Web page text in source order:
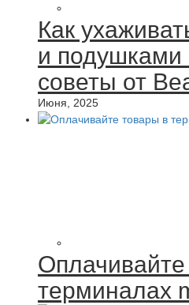
Как
и подушками
советы от
Июня, 2025
терминалах